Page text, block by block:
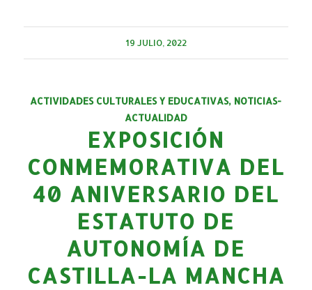
19 JULIO, 2022
ACTIVIDADES CULTURALES Y EDUCATIVAS, NOTICIAS-
ACTUALIDAD
EXPOSICIÓN
CONMEMORATIVA DEL
40 ANIVERSARIO DEL
ESTATUTO DE
AUTONOMÍA DE
CASTILLA-LA MANCHA